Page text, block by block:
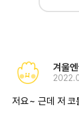
겨울
저요~ 근데 저 코